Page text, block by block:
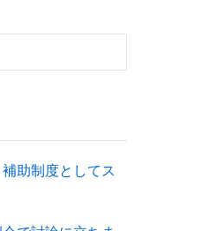
助制度としてス